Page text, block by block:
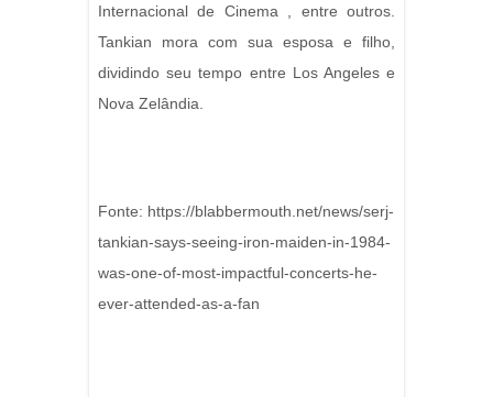
Internacional de Cinema , entre outros.
Tankian mora com sua esposa e filho,
dividindo seu tempo entre Los Angeles e
Nova Zelândia.
Fonte: https://blabbermouth.net/news/serj-
tankian-says-seeing-iron-maiden-in-1984-
was-one-of-most-impactful-concerts-he-
ever-attended-as-a-fan